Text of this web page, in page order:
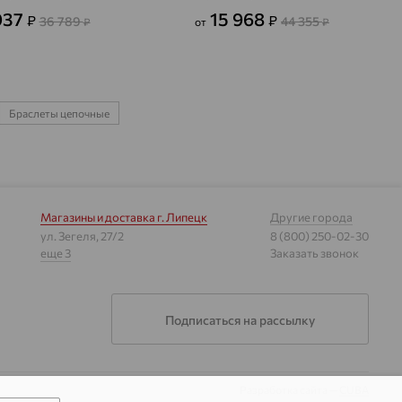
₽ 36 789₽ от 15 968 ₽ 44 355₽
Браслеты цепочные
Магазины и доставка г. Липецк
ул. Зегеля, 27/2
еще 3
Другие города
8 (800) 250-02-30
Заказать звонок
Подписаться на рассылку